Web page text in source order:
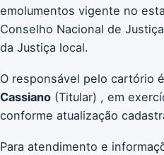
emolumentos vigente no
Conselho Nacional de
da Justiça local.
O responsável pelo cartório é
Cassiano (Titular) , em
conforme atualização
Para atendimento e